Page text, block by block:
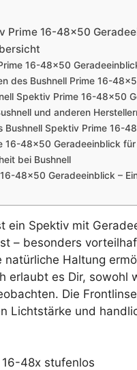
Prime 16-48×50
16-48×50
des Bushnell Prime 16-
Spektiv Prime 16-48×50
und anderen
Bushnell Spektiv Prime 16-
16-48×50 Geradeeinblick
bei Bushnell
48×50 Geradeeinblick –
ein Spektiv mit
– besonders
Haltung
erlaubt es Dir, sowohl
Die
Lichtstärke und
16-48x stufenlos